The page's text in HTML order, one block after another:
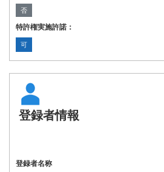
否
特許権実施許諾：
可
登録者情報
登録者名称